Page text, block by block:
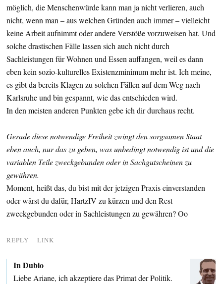
möglich, die Menschenwürde kann man ja nicht verlieren, auch
nicht, wenn man – aus welchen Gründen auch immer – vielleicht
keine Arbeit aufnimmt oder andere Verstöße vorzuweisen hat. Und
solche drastischen Fälle lassen sich auch nicht durch
Sachleistungen für Wohnen und Essen auffangen, weil es dann
eben kein sozio-kulturelles Existenzminimum mehr ist. Ich meine,
es gibt da bereits Klagen zu solchen Fällen auf dem Weg nach
Karlsruhe und bin gespannt, wie das entschieden wird.
In den meisten anderen Punkten gebe ich dir durchaus recht.
Gerade diese notwendige Freiheit zwingt den sorgsamen Staat
eben auch, nur das zu geben, was unbedingt notwendig ist und die
variablen Teile zweckgebunden oder in Sachgutscheinen zu
gewähren.
Moment, heißt das, du bist mit der jetzigen Praxis einverstanden
oder wärst du dafür, HartzIV zu kürzen und den Rest
zweckgebunden oder in Sachleistungen zu gewähren? Oo
REPLY LINK
In Dubio
Liebe Ariane, ich akzeptiere das Primat der Politik.